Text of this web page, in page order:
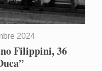
2024
Filippini, 36